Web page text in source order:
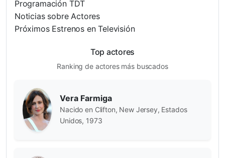
Programación TDT
Noticias sobre Actores
Próximos Estrenos en Televisión
Top actores
Ranking de actores más buscados
Vera Farmiga
Nacido en Clifton, New Jersey, Estados
Unidos, 1973